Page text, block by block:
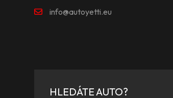
info@autoyetti.eu
HLEDÁTE AUTO?